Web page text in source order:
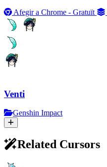
Afegir a Chrome - Gratuït
Venti
Genshin Impact
Related Cursors